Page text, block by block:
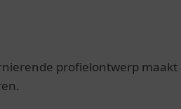
profielontwerp